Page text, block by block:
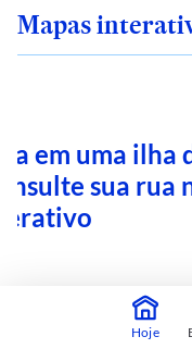
Mapas
em uma ilha
sua rua
Hoje